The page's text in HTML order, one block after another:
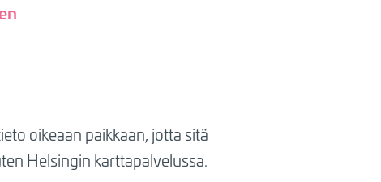
oikeaan paikkaan, jotta sitä
Helsingin karttapalvelussa.